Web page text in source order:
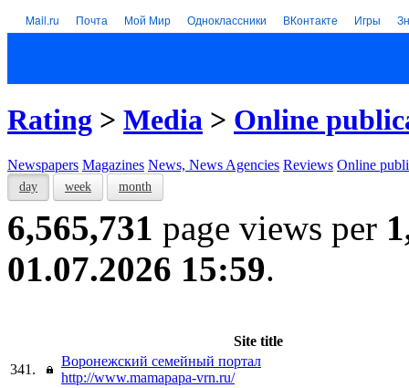
Mail.ru Почта Мой Мир Одноклассники ВКонтакте Игры
Rating > Media > Online
Newspapers Magazines News, News Agencies Reviews Online
day week month
6,565,731 page views per
01.07.2026 15:59.
Site title
341.
Воронежский семейный портал
http://www.mamapapa-vrn.ru/